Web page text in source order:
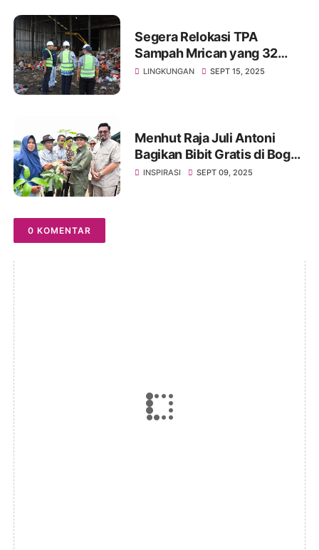
Segera Relokasi TPA
Sampah Mrican yang 32
Tahun Terapkan Praktik
LINGKUNGAN SEPT 15, 2025
Menhut Raja Juli Antoni
Bagikan Bibit Gratis di Bogor,
Targetkan 17 Juta Pohon
INSPIRASI SEPT 09, 2025
0 KOMENTAR